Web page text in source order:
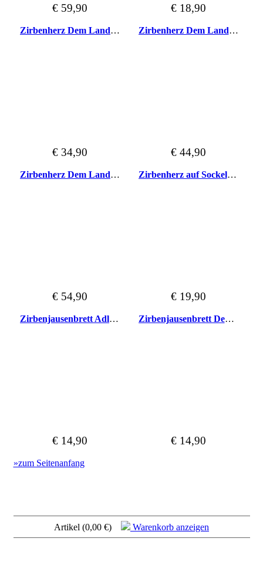
€ 59,90 € 18,90
Zirbenherz Dem Land Tirol die Treue 20cm
€ 34,90
Zirbenherz Dem Land Tirol die Treue 25cm
€ 44,90
Zirbenherz Dem Land Tirol die Treue 30cm
€ 54,90
Zirbenherz auf Sockel mit Edelweiss und Tirol
€ 19,90
Zirbenjausenbrett Adler Tirol
€ 14,90
Zirbenjausenbrett Dem Land Tirol
€ 14,90
»zum Seitenanfang
Artikel (0,00 €) Warenkorb anzeigen